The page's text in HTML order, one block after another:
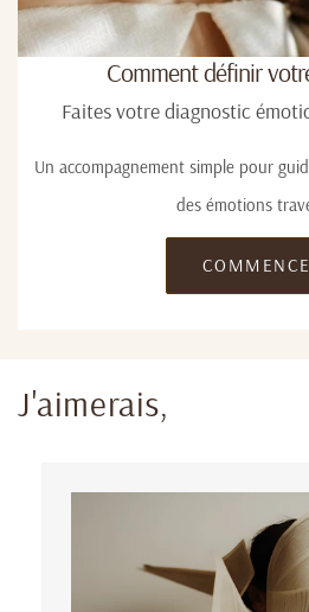
Comment définir
Faites votre diagnostic
Un accompagnement simple pour
des émotions
J'aimerais,